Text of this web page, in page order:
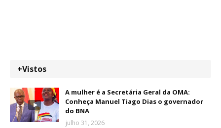
+Vistos
A mulher é a Secretária Geral da OMA:
Conheça Manuel Tiago Dias o governador
do BNA
julho 31, 2026